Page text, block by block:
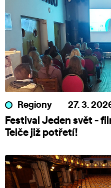
Regiony 27. 3.
Festival Jeden svět -
Telče již potřetí!